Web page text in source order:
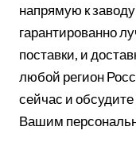
напрямую к
гарантированно
поставки, и
любой регион
сейчас и
Вашим